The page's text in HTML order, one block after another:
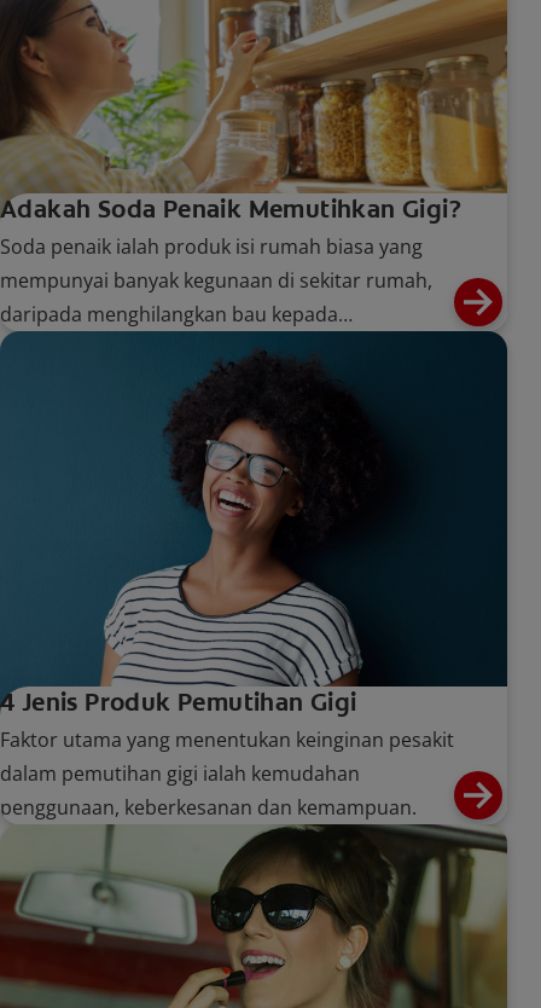
Adakah Soda Penaik Memutihkan Gigi?
Soda penaik ialah produk isi rumah biasa yang
mempunyai banyak kegunaan di sekitar rumah,
daripada menghilangkan bau kepada
membersihkan permaidani. Sekarang,... Baca lebih
lanjut di Colgate.com
4 Jenis Produk Pemutihan Gigi
Faktor utama yang menentukan keinginan pesakit
dalam pemutihan gigi ialah kemudahan
penggunaan, keberkesanan dan kemampuan.